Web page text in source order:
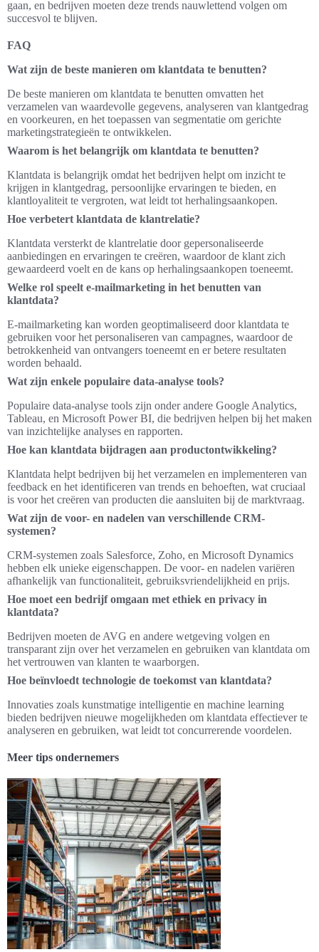
gaan, en bedrijven moeten deze trends nauwlettend volgen om
succesvol te blijven.
FAQ
Wat zijn de beste manieren om klantdata te benutten?
De beste manieren om klantdata te benutten omvatten het
verzamelen van waardevolle gegevens, analyseren van klantgedrag
en voorkeuren, en het toepassen van segmentatie om gerichte
marketingstrategieën te ontwikkelen.
Waarom is het belangrijk om klantdata te benutten?
Klantdata is belangrijk omdat het bedrijven helpt om inzicht te
krijgen in klantgedrag, persoonlijke ervaringen te bieden, en
klantloyaliteit te vergroten, wat leidt tot herhalingsaankopen.
Hoe verbetert klantdata de klantrelatie?
Klantdata versterkt de klantrelatie door gepersonaliseerde
aanbiedingen en ervaringen te creëren, waardoor de klant zich
gewaardeerd voelt en de kans op herhalingsaankopen toeneemt.
Welke rol speelt e-mailmarketing in het benutten van
klantdata?
E-mailmarketing kan worden geoptimaliseerd door klantdata te
gebruiken voor het personaliseren van campagnes, waardoor de
betrokkenheid van ontvangers toeneemt en er betere resultaten
worden behaald.
Wat zijn enkele populaire data-analyse tools?
Populaire data-analyse tools zijn onder andere Google Analytics,
Tableau, en Microsoft Power BI, die bedrijven helpen bij het maken
van inzichtelijke analyses en rapporten.
Hoe kan klantdata bijdragen aan productontwikkeling?
Klantdata helpt bedrijven bij het verzamelen en implementeren van
feedback en het identificeren van trends en behoeften, wat cruciaal
is voor het creëren van producten die aansluiten bij de marktvraag.
Wat zijn de voor- en nadelen van verschillende CRM-
systemen?
CRM-systemen zoals Salesforce, Zoho, en Microsoft Dynamics
hebben elk unieke eigenschappen. De voor- en nadelen variëren
afhankelijk van functionaliteit, gebruiksvriendelijkheid en prijs.
Hoe moet een bedrijf omgaan met ethiek en privacy in
klantdata?
Bedrijven moeten de AVG en andere wetgeving volgen en
transparant zijn over het verzamelen en gebruiken van klantdata om
het vertrouwen van klanten te waarborgen.
Hoe beïnvloedt technologie de toekomst van klantdata?
Innovaties zoals kunstmatige intelligentie en machine learning
bieden bedrijven nieuwe mogelijkheden om klantdata effectiever te
analyseren en gebruiken, wat leidt tot concurrerende voordelen.
Meer tips ondernemers